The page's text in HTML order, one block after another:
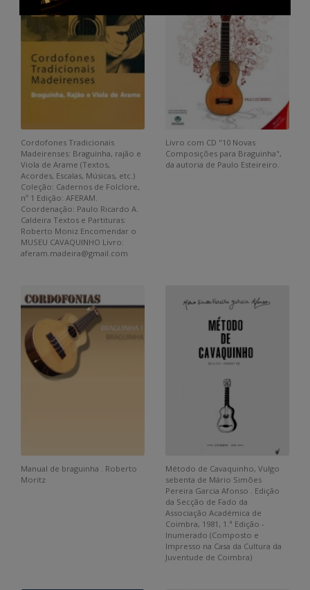
Cordofones Tradicionais
Madeirenses: Braguinha, rajão e
Viola de Arame (Textos,
Acordes, Escalas, Músicas, etc.)
Coleção: Cadernos de Folclore,
nº 1 Edição: AFERAM.
Coordenação: Paulo Ricardo A.
Caldeira Textos e Partituras:
Roberto Moniz Encomendar o
MUSEU CAVAQUINHO Livro:
aferam.madeira@gmail.com
Livro com CD "10 Novas
Composições para Braguinha",
da autoria de Paulo Esteireiro.
Manual de braguinha . Roberto
Moritz
Método de Cavaquinho, Vulgo
sebenta de Mário Simões
Pereira Garcia Afonso . Edição
da Secção de Fado da
Associação Académica de
Coimbra, 1981, 1.ª Edição -
Inumerado (Composto e
Impresso na Casa da Cultura da
Juventude de Coimbra)